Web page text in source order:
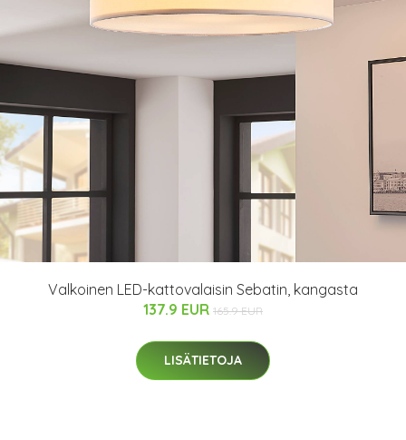
Valkoinen LED-kattovalaisin Sebatin, kangasta
137.9 EUR 165.9 EUR
LISÄTIETOJA